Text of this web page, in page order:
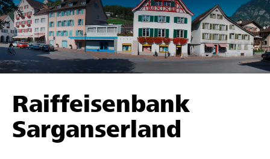
Unterstützen
Hilfe & Support
Projekte und Organisationen finden
Jetzt starten
Raiffeisenbank
Sarganserland